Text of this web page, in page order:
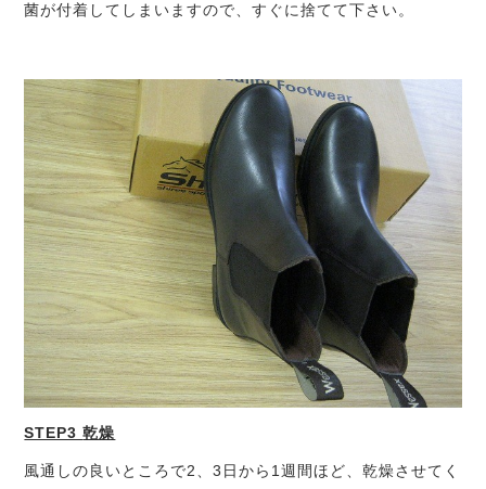
菌が付着してしまいますので、すぐに捨てて下さい。
STEP3乾燥
風通しの良いところで2、3日から1週間ほど、乾燥させてく